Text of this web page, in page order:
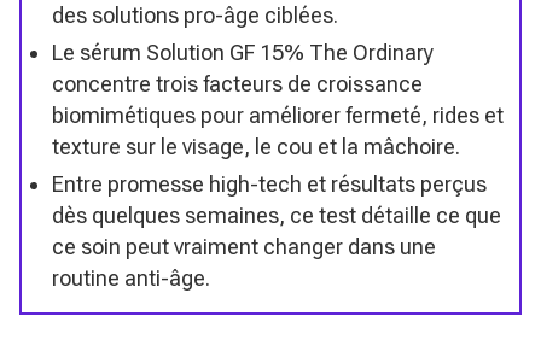
des solutions pro-âge ciblées.
Le sérum Solution GF 15% The Ordinary
concentre trois facteurs de croissance
biomimétiques pour améliorer fermeté, rides et
texture sur le visage, le cou et la mâchoire.
Entre promesse high-tech et résultats perçus
dès quelques semaines, ce test détaille ce que
ce soin peut vraiment changer dans une
routine anti-âge.